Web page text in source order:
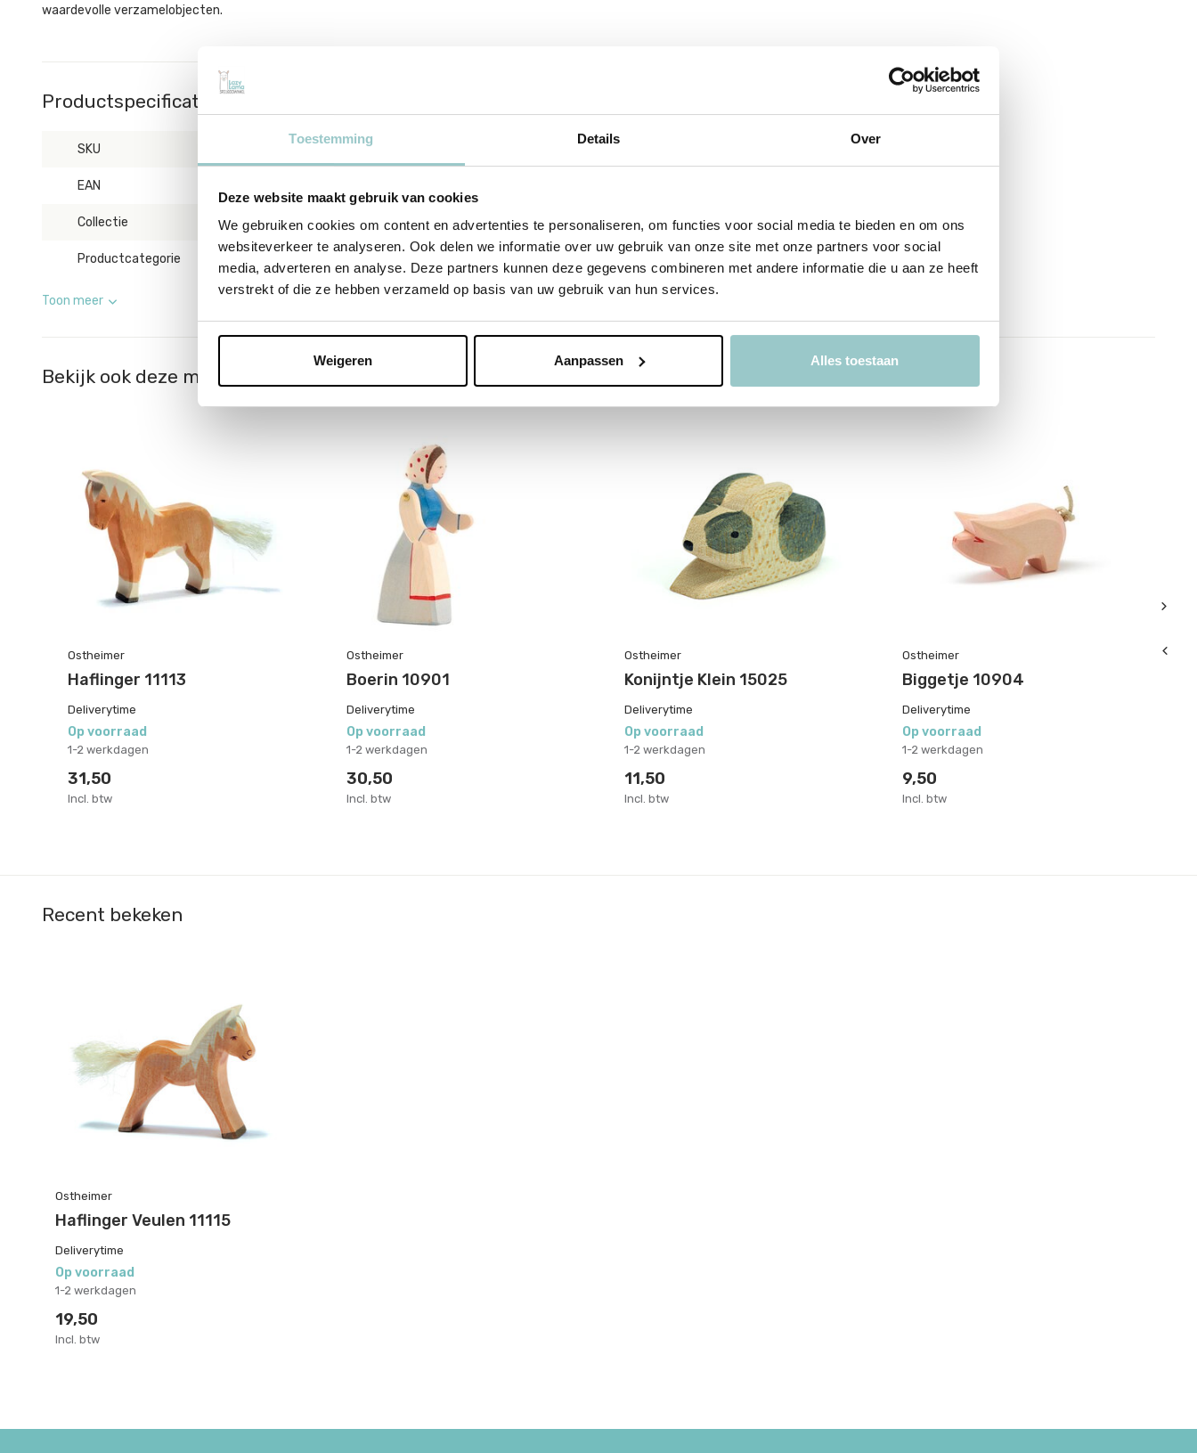
Toestemming Details Over
Deze website maakt gebruik van cookies
We gebruiken cookies om content en advertenties te personaliseren, om functies voor social media te bieden en om ons
websiteverkeer te analyseren. Ook delen we informatie over uw gebruik van onze site met onze partners voor social
media, adverteren en analyse. Deze partners kunnen deze gegevens combineren met andere informatie die u aan ze heeft
verstrekt of die ze hebben verzameld op basis van uw gebruik van hun services.
Weigeren Aanpassen Alles toestaan
waardevolle verzamelobjecten.
Productspecificaties
SKU
EAN
Collectie Boerderij
Productcategorie Houten Speelfiguren
Toon meer
Bekijk ook deze must-haves
Ostheimer
Haflinger 11113
Deliverytime
Op voorraad
1-2 werkdagen
31,50
Incl. btw
Ostheimer
Boerin 10901
Deliverytime
Op voorraad
1-2 werkdagen
30,50
Incl. btw
Ostheimer
Konijntje Klein 15025
Deliverytime
Op voorraad
1-2 werkdagen
11,50
Incl. btw
Ostheimer
Biggetje 10904
Deliverytime
Op voorraad
1-2 werkdagen
9,50
Incl. btw
Recent bekeken
Ostheimer
Haflinger Veulen 11115
Deliverytime
Op voorraad
1-2 werkdagen
19,50
Incl. btw